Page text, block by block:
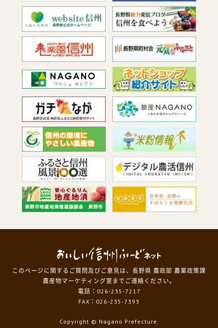
このページに関するご質問及びご意見は、長野県 農政部 農業政策課
農産物マーケティング室までご連絡ください。
電話：026-235-7217
FAX：026-235-7393
Copyright © Nagano Prefecture.